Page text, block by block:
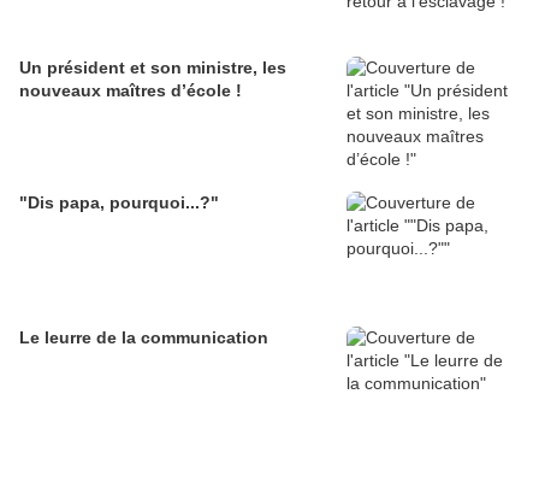
Un président et son ministre, les
nouveaux maîtres d’école !
"Dis papa, pourquoi...?"
Le leurre de la communication